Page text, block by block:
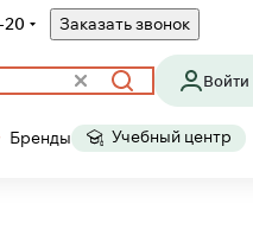
20 Заказать звонок
Войти
Бренды Учебный центр